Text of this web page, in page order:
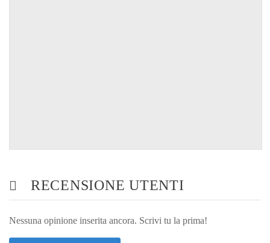
RECENSIONE UTENTI
Nessuna opinione inserita ancora. Scrivi tu la prima!